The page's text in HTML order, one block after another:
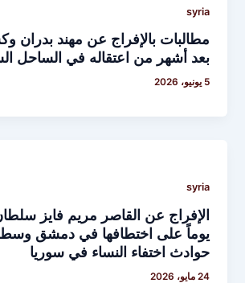
syria
مطالبات بالإفراج عن مهند
بعد أشهر من اعتقاله في الساحل
5 يونيو، 2026
syria
يوماً على اختطافها في دمشق
حوادث اختفاء النساء في سوريا
24 مايو، 2026